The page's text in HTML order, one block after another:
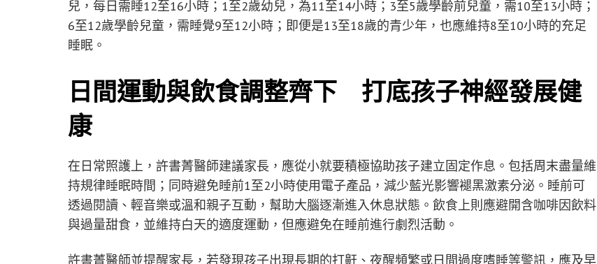
兒，每日需睡12至16小時；1至2歲幼兒，為11至14小時；3至5歲學齡前兒童，需10至13小時；
6至12歲學齡兒童，需睡覺9至12小時；即便是13至18歲的青少年，也應維持8至10小時的充足
睡眠。
日間運動與飲食調整齊下 打底孩子神經發展健
康
在日常照護上，許書菁醫師建議家長，應從小就要積極協助孩子建立固定作息。包括周末盡量維
持規律睡眠時間；同時避免睡前1至2小時使用電子產品，減少藍光影響褪黑激素分泌。睡前可
透過閱讀、輕音樂或溫和親子互動，幫助大腦逐漸進入休息狀態。飲食上則應避開含咖啡因飲料
與過量甜食，並維持白天的適度運動，但應避免在睡前進行劇烈活動。
許書菁醫師並提醒家長，若發現孩子出現長期的打鼾、夜醒頻繁或日間過度嗜睡等警訊，應及早